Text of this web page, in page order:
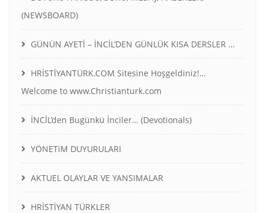
(NEWSBOARD)
GÜNÜN AYETİ – İNCİL’DEN GÜNLÜK KISA DERSLER …
HRİSTİYANTÜRK.COM Sitesine Hoşgeldiniz!…
Welcome to www.Christianturk.com
İNCİL’den Bugünkü İnciler… (Devotionals)
YÖNETiM DUYURULARI
AKTUEL OLAYLAR VE YANSIMALAR
HRİSTİYAN TÜRKLER